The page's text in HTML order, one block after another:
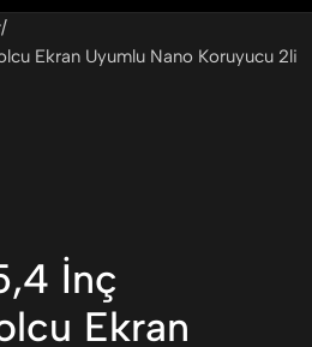
Ekran Uyumlu Nano Koruyucu 2li
İnç
Ekran